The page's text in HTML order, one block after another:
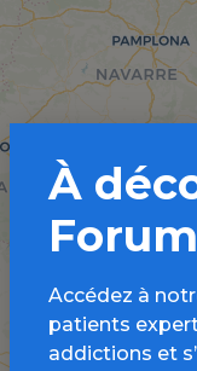
À
Accédez à
patients
addictions et